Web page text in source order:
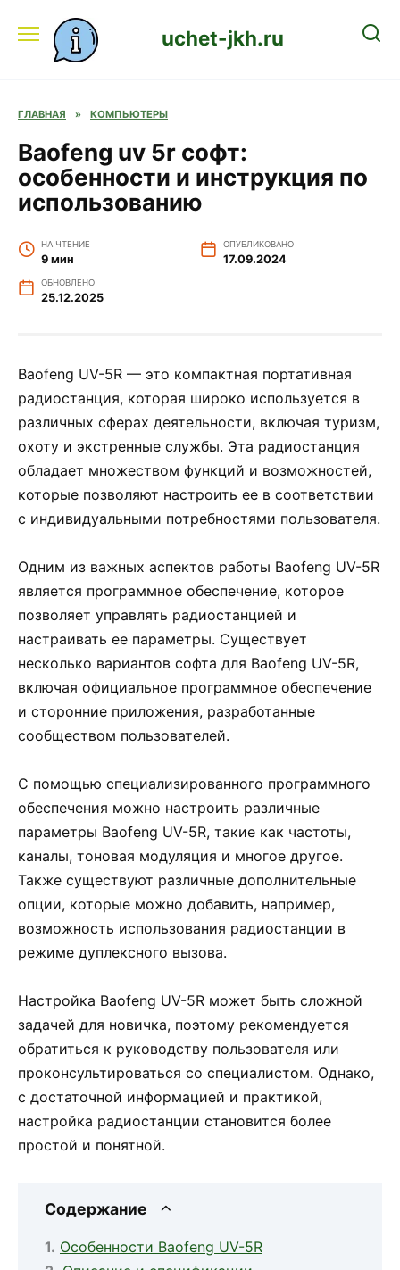
содержанию
uchet-jkh.ru
ГЛАВНАЯ » КОМПЬЮТЕРЫ
Baofeng uv 5r софт:
особенности и инструкция по
использованию
НА ЧТЕНИЕ
9 мин
ОПУБЛИКОВАНО
17.09.2024
ОБНОВЛЕНО
25.12.2025
Baofeng UV-5R — это компактная портативная
радиостанция, которая широко используется в
различных сферах деятельности, включая туризм,
охоту и экстренные службы. Эта радиостанция
обладает множеством функций и возможностей,
которые позволяют настроить ее в соответствии
с индивидуальными потребностями пользователя.
Одним из важных аспектов работы Baofeng UV-5R
является программное обеспечение, которое
позволяет управлять радиостанцией и
настраивать ее параметры. Существует
несколько вариантов софта для Baofeng UV-5R,
включая официальное программное обеспечение
и сторонние приложения, разработанные
сообществом пользователей.
С помощью специализированного программного
обеспечения можно настроить различные
параметры Baofeng UV-5R, такие как частоты,
каналы, тоновая модуляция и многое другое.
Также существуют различные дополнительные
опции, которые можно добавить, например,
возможность использования радиостанции в
режиме дуплексного вызова.
Настройка Baofeng UV-5R может быть сложной
задачей для новичка, поэтому рекомендуется
обратиться к руководству пользователя или
проконсультироваться со специалистом. Однако,
с достаточной информацией и практикой,
настройка радиостанции становится более
простой и понятной.
Содержание
Особенности Baofeng UV-5R